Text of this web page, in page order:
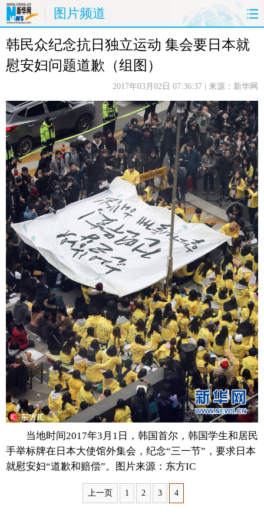
图片频道
首页 时政 国际 财经
娱乐 体育
时尚 思客 地方 法治
港澳 台湾 华人 汽车
科技 能源 房产 公司
图片 视频 彩票 食品
旅游 健康 信息化 数据
金融 公益 军事 无人机
富媒体 摄影 新华广播
新华电视中文 新华电视英文 返回PC
韩民众纪念抗日独立运动 集会要日本就
慰安妇问题道歉（组图）
2017年03月02日 07:36:37 | 来源：新华网
当地时间2017年3月1日，韩国首尔，韩国学生和居民
手举标牌在日本大使馆外集会，纪念“三一节”，要求日本
就慰安妇“道歉和赔偿”。图片来源：东方IC
上一页 1 2 3 4